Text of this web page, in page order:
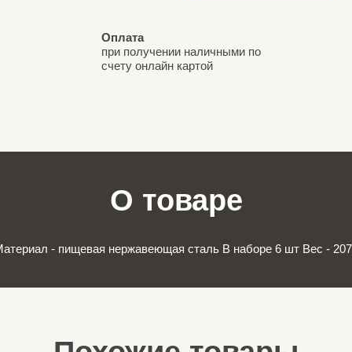
Оплата
при получении наличными по
счету онлайн картой
О товаре
- пищевая нержавеющая сталь В наборе 6 шт Вес - 207